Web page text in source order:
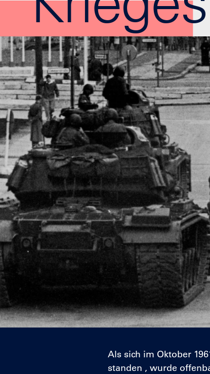
Als sich im Oktober
standen , wurde